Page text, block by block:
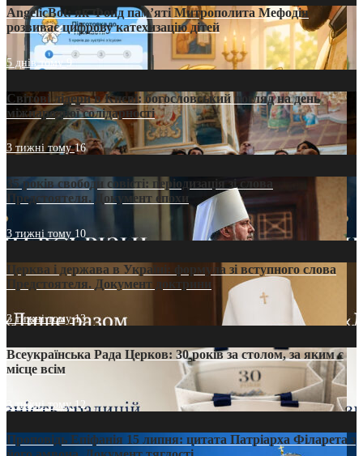
AngelicBot: як Фонд пам’яті Митрополита Мефодія
розвиває цифрову катехизацію дітей
5 днів тому9
Світові лідери в Києві: богословський погляд на день
міжнародної солідарності
3 тижні тому16
35 років свободи совісті: періодизація зі слова
Предстоятеля. Документ епохи
3 тижні тому 10
Церква і держава в Україні: формула зі вступного слова
Предстоятеля. Документ доктрини
3 тижні тому13
Всеукраїнська Рада Церков: 30 років за столом, за яким є
місце всім
3 тижні тому12
Проповідь Епіфанія 15 липня: цитата Патріарха Філарета з